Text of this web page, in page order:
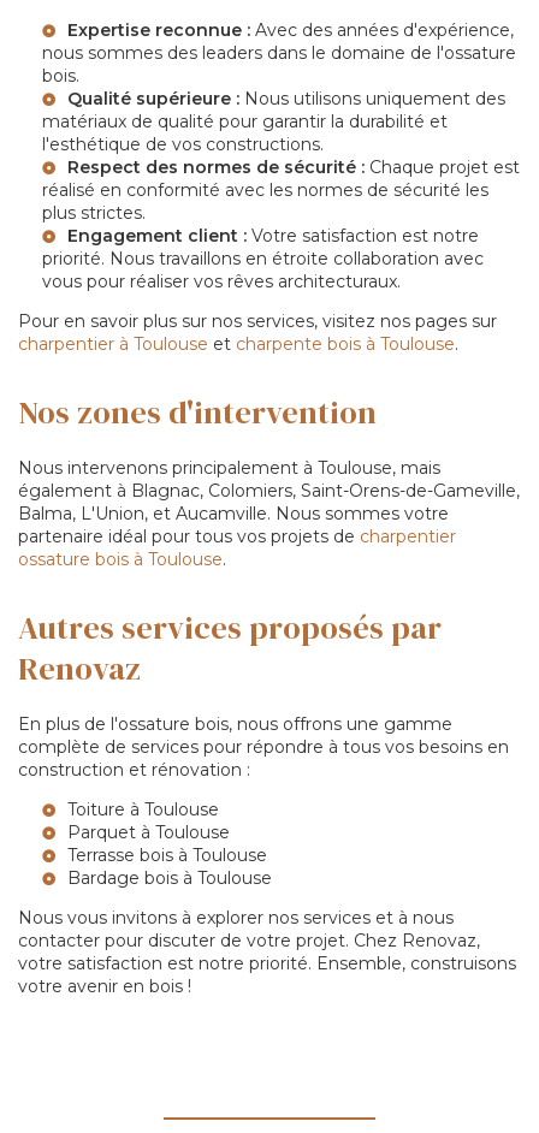
Expertise reconnue : Avec des années d'expérience,
nous sommes des leaders dans le domaine de l'ossature
bois.
Qualité supérieure : Nous utilisons uniquement des
matériaux de qualité pour garantir la durabilité et
l'esthétique de vos constructions.
Respect des normes de sécurité : Chaque projet est
réalisé en conformité avec les normes de sécurité les
plus strictes.
Engagement client : Votre satisfaction est notre
priorité. Nous travaillons en étroite collaboration avec
vous pour réaliser vos rêves architecturaux.
Pour en savoir plus sur nos services, visitez nos pages sur
charpentier à Toulouse et charpente bois à Toulouse.
Nos zones d'intervention
Nous intervenons principalement à Toulouse, mais
également à Blagnac, Colomiers, Saint-Orens-de-Gameville,
Balma, L'Union, et Aucamville. Nous sommes votre
partenaire idéal pour tous vos projets de charpentier
ossature bois à Toulouse.
Autres services proposés par
Renovaz
En plus de l'ossature bois, nous offrons une gamme
complète de services pour répondre à tous vos besoins en
construction et rénovation :
Toiture à Toulouse
Parquet à Toulouse
Terrasse bois à Toulouse
Bardage bois à Toulouse
Nous vous invitons à explorer nos services et à nous
contacter pour discuter de votre projet. Chez Renovaz,
votre satisfaction est notre priorité. Ensemble, construisons
votre avenir en bois !